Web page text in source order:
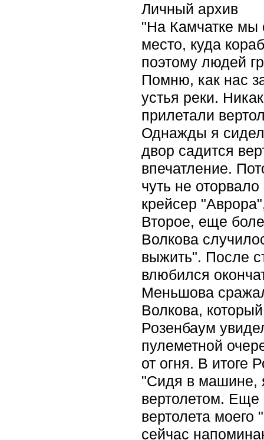
Личный архив
"На Камчатке мы
место, куда
поэтому людей
Помню, как нас
устья реки.
прилетали
Однажды я
двор садится
впечатление.
чуть не
крейсер
Второе, еще
Волкова
выжить". После
влюбился
Меньшова
Волкова,
Розенбаум
пулеметной
от огня. В итоге
"Сидя в машине,
вертолетом. Еще
вертолета моего
сейчас